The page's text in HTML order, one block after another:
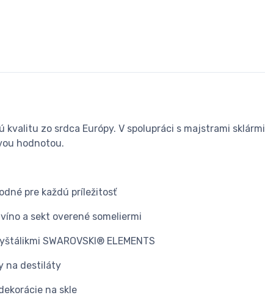
kvalitu zo srdca Európy. V spolupráci s majstrami sklármi
hodnotou.
pre každú príležitosť
a sekt overené someliermi
SWAROVSKI® ELEMENTS
na destiláty
na skle